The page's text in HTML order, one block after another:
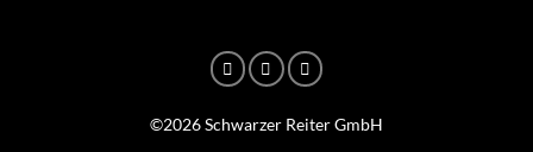
©2026 Schwarzer Reiter GmbH